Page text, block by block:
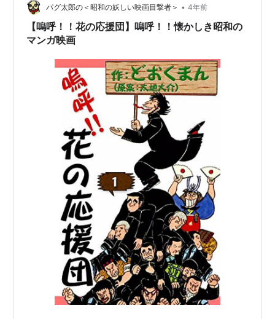
し、かなり難解、ワケワカランという批評も多いし、宮
崎駿の遺言なのかな？（82歳だって！）とか、なんかい
ろいろ構えてしまった。 でも、見終わった感想は…
パグ太郎の＜昭和の妖しい映画目撃者＞ • 4年前
【嗚呼！！花の応援団】嗚呼！！懐かしき昭和の
マンガ映画